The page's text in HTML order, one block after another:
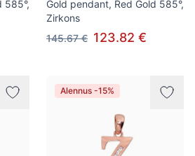
585°,
Gold pendant, Red Gold 585°,
Zirkons
145.67 € 123.82 €
Alennus -15%